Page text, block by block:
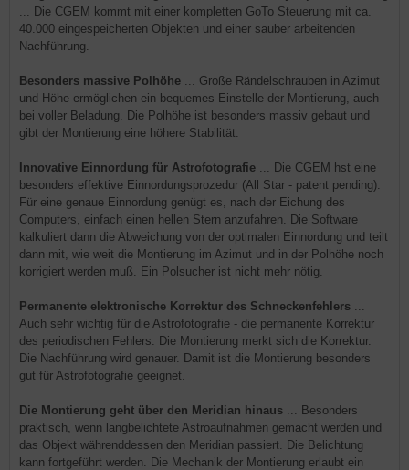
... Die CGEM kommt mit einer kompletten GoTo Steuerung mit ca.
40.000 eingespeicherten Objekten und einer sauber arbeitenden
Nachführung.
Besonders massive Polhöhe ... Große Rändelschrauben in Azimut
und Höhe ermöglichen ein bequemes Einstelle der Montierung, auch
bei voller Beladung. Die Polhöhe ist besonders massiv gebaut und
gibt der Montierung eine höhere Stabilität.
Innovative Einnordung für Astrofotografie ... Die CGEM hst eine
besonders effektive Einnordungsprozedur (All Star - patent pending).
Für eine genaue Einnordung genügt es, nach der Eichung des
Computers, einfach einen hellen Stern anzufahren. Die Software
kalkuliert dann die Abweichung von der optimalen Einnordung und teilt
dann mit, wie weit die Montierung im Azimut und in der Polhöhe noch
korrigiert werden muß. Ein Polsucher ist nicht mehr nötig.
Permanente elektronische Korrektur des Schneckenfehlers ...
Auch sehr wichtig für die Astrofotografie - die permanente Korrektur
des periodischen Fehlers. Die Montierung merkt sich die Korrektur.
Die Nachführung wird genauer. Damit ist die Montierung besonders
gut für Astrofotografie geeignet.
Die Montierung geht über den Meridian hinaus ... Besonders
praktisch, wenn langbelichtete Astroaufnahmen gemacht werden und
das Objekt währenddessen den Meridian passiert. Die Belichtung
kann fortgeführt werden. Die Mechanik der Montierung erlaubt ein